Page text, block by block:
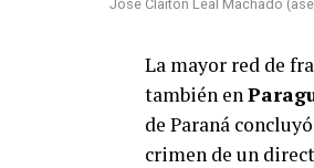
José Claiton Leal Machado
La mayor red de
también en
de Paraná
crimen de un